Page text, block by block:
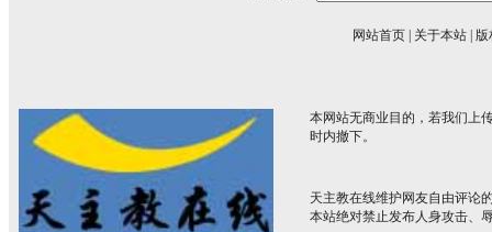
网站首页 关于本站 版
本网站无商业目的，若我们上
时内撤下。
天主教在线维护网友自由评论
本站绝对禁止发布人身攻击、